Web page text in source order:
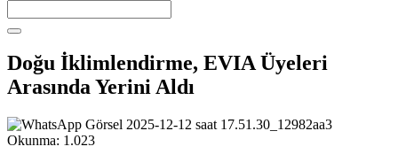
Doğu İklimlendirme, EVIA Üyeleri
Arasında Yerini Aldı
Okunma: 1.023